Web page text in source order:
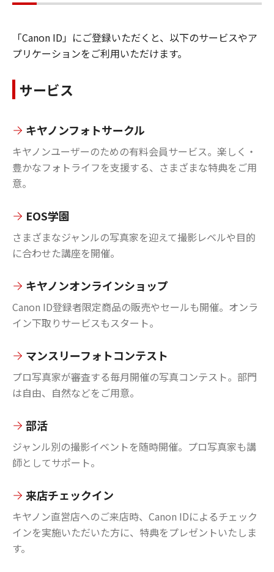
「Canon ID」にご登録いただくと、以下のサービスやア
プリケーションをご利用いただけます。
サービス
キヤノンフォトサークル
キヤノンユーザーのための有料会員サービス。楽しく・
豊かなフォトライフを支援する、さまざまな特典をご用
意。
EOS学園
さまざまなジャンルの写真家を迎えて撮影レベルや目的
に合わせた講座を開催。
キヤノンオンラインショップ
Canon ID登録者限定商品の販売やセールも開催。オンラ
イン下取りサービスもスタート。
マンスリーフォトコンテスト
プロ写真家が審査する毎月開催の写真コンテスト。部門
は自由、自然などをご用意。
部活
ジャンル別の撮影イベントを随時開催。プロ写真家も講
師としてサポート。
来店チェックイン
キヤノン直営店へのご来店時、Canon IDによるチェック
インを実施いただいた方に、特典をプレゼントいたしま
す。